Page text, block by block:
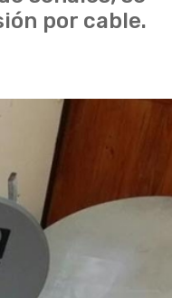
por cable.